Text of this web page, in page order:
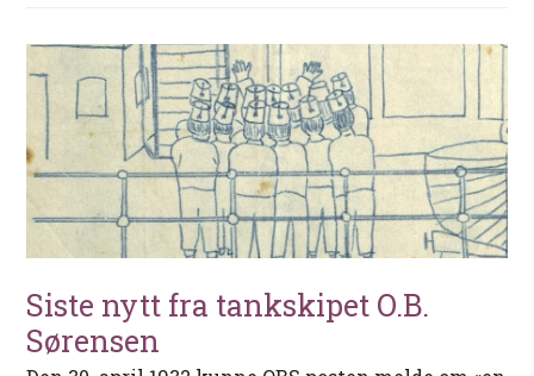
Siste nytt fra tankskipet O.B.
Sørensen